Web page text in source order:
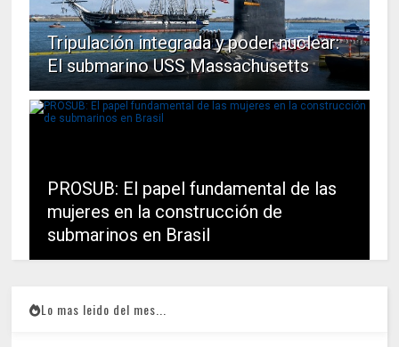
Tripulación integrada y poder nuclear:
El submarino USS Massachusetts
PROSUB: El papel fundamental de las
mujeres en la construcción de
submarinos en Brasil
Lo mas leido del mes...